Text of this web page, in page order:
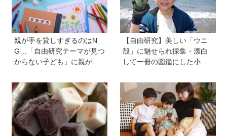
んな変化が起こるのかを徹
底検証！
親が手を貸しすぎるのはN
G…「自由研究テーマが見つ
からない子ども」に親がで
専門家・井上顕滋先生が解
説
【自由研究】美しい「ウニ
殻」に魅せられ採集・漂白
して一冊の図鑑にした小学5
があることにとことん真っ
直ぐ！」世界でひとつだけ
のウニ殻図鑑で魅力を伝え
たい